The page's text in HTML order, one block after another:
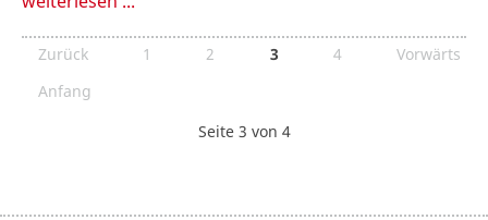
Seite 3 von 4
Anfang
Zurück 1 2 3 4 Vorwärts